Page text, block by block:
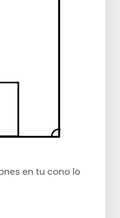
en tu cono lo